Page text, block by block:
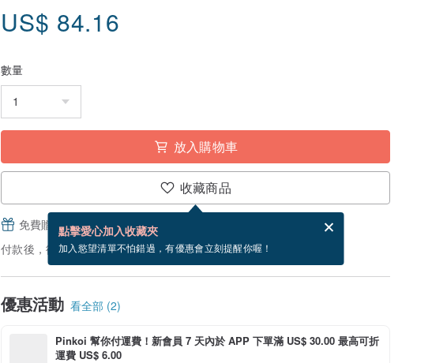
US$ 84.16
數量
放入購物車
收藏商品
點擊愛心加入收藏夾
加入慾望清單不怕錯過，有優惠會立刻提醒你喔！
免費贈送電子賀卡，結帳完成後填寫
付款後，從備貨到寄出商品為 3 個工作天。（不包含假日）
優惠活動 看全部 (2)
Pinkoi 幫你付運費！新會員 7 天內於 APP 下單滿 US$ 30.00 最高可折
運費 US$ 6.00